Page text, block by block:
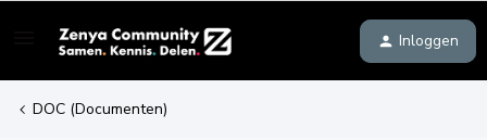
Inloggen
DOC (Documenten)